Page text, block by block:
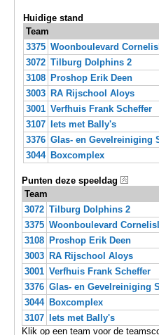
Huidige stand
Team
3375 Woonboulevard
3072 Tilburg Dolphins 2
3108 Proshop Erik Deen
3003 RA Rijschool Aloys
3001 Verfhuis Frank Scheffer
3107
Iets met Bally's
3376 Glas- en Gevelreiniging
3044 Boxcomplex
Punten deze speeldag
Team
3072 Tilburg Dolphins 2
3375 Woonboulevard
3108 Proshop Erik Deen
3003 RA Rijschool Aloys
3001 Verfhuis Frank Scheffer
3376 Glas- en Gevelreiniging
3044 Boxcomplex
3107
Iets met Bally's
Klik op een team voor de